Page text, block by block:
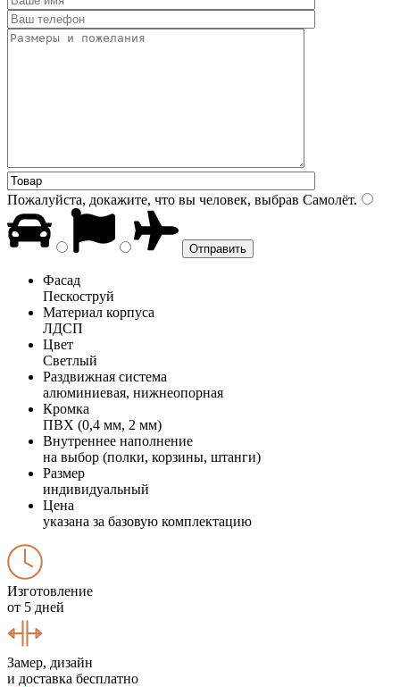
Пожалуйста, докажите, что вы человек, выбрав Самолёт.
Фасад
Пескоструй
Материал корпуса
ЛДСП
Цвет
Светлый
Раздвижная система
алюминиевая, нижнеопорная
Кромка
ПВХ (0,4 мм, 2 мм)
Внутреннее наполнение
на выбор (полки, корзины, штанги)
Размер
индивидуальный
Цена
указана за базовую комплектацию
Изготовление
от 5 дней
Замер, дизайн
и доставка бесплатно